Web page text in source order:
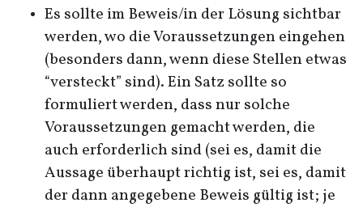
Es sollte im Beweis/in der Lösung sichtbar
werden, wo die Voraussetzungen eingehen
(besonders dann, wenn diese Stellen etwas
“versteckt” sind). Ein Satz sollte so
formuliert werden, dass nur solche
Voraussetzungen gemacht werden, die
auch erforderlich sind (sei es, damit die
Aussage überhaupt richtig ist, sei es, damit
der dann angegebene Beweis gültig ist; je